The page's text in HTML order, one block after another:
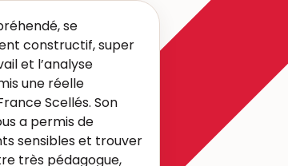
se
constructif, super
et l’analyse
une réelle
Scellés. Son
a permis de
sensibles et trouver
très pédagogue,